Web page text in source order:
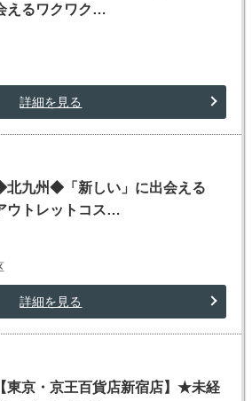
えるワクワク…
詳細を見る
九州◆「新しい」に出会える
ウトレットコス…
詳細を見る
【東京・京王百貨店新宿店】★未経